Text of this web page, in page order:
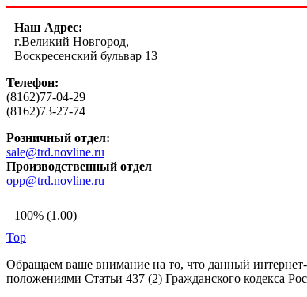
Наш Адрес:
г.Великий Новгород,
Воскресенский бульвар 13
Телефон:
(8162)77-04-29
(8162)73-27-74
Розничный отдел:
sale@trd.novline.ru
Производственный отдел
opp@trd.novline.ru
100% (1.00)
Top
Обращаем ваше внимание на то, что данный
положениями Статьи 437 (2) Гражданского кодекса